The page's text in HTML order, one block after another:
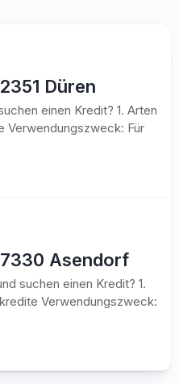
Düren
einen Kredit? 1. Arten
Verwendungszweck: Für
Asendorf
suchen einen Kredit? 1.
Verwendungszweck: